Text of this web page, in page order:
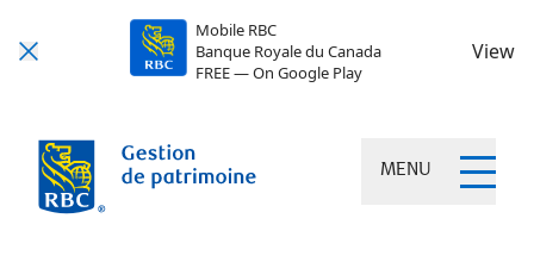
Mobile RBC
Banque Royale du Canada
FREE — On Google Play
View
MENU